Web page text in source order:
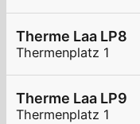
Therme Laa LP8
Thermenplatz 1
Therme Laa LP9
Thermenplatz 1